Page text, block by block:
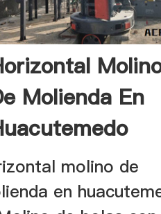
Molienda En
molino de
en